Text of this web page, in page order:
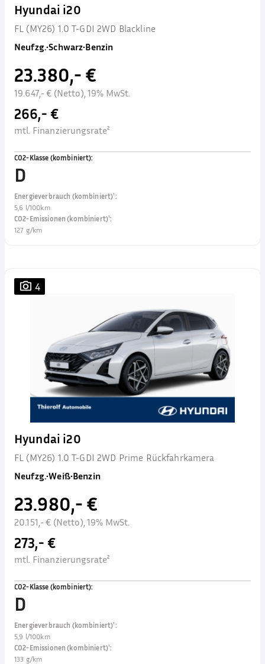
Hyundai i20
FL (MY26) 1.0 T-GDI 2WD Blackline
Neufzg.•Schwarz•Benzin
23.380,- €
19.647,- € (Netto), 19% MwSt.
266,- €
mtl. Finanzierungsrate²
CO2-Klasse (kombiniert):
D
Energieverbrauch (kombiniert)¹:
5,6 l/100km
CO2-Emissionen (kombiniert)¹:
127 g/km
4
Hyundai i20
FL (MY26) 1.0 T-GDI 2WD Prime Rückfahrkamera
Neufzg.•Weiß•Benzin
23.980,- €
20.151,- € (Netto), 19% MwSt.
273,- €
mtl. Finanzierungsrate²
CO2-Klasse (kombiniert):
D
Energieverbrauch (kombiniert)¹:
5,9 l/100km
CO2-Emissionen (kombiniert)¹:
133 g/km